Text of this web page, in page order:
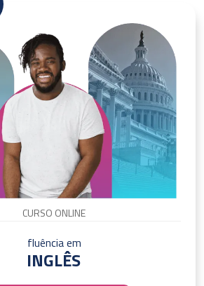
CURSO ONLINE
fluência em
INGLÊS